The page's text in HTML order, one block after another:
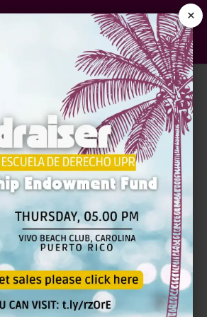
×
OF
PROCEDURE AND
RULES OF THE
COURT OF